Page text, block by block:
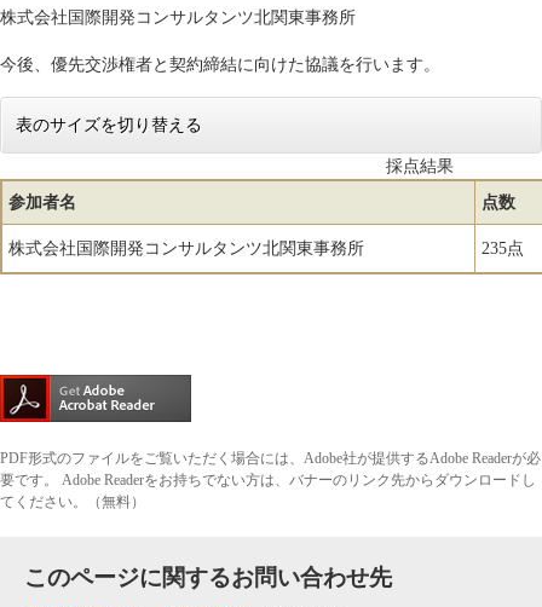
株式会社国際開発コンサルタンツ北関東事務所
今後、優先交渉権者と契約締結に向けた協議を行います。
表のサイズを切り替える
採点結果
参加者名
点数
株式会社国際開発コンサルタンツ北関東事務所 235点
PDF形式のファイルをご覧いただく場合には、Adobe社が提供するAdobe Readerが必
要です。
Adobe Readerをお持ちでない方は、バナーのリンク先からダウンロードし
てください。（無料）
このページに関するお問い合わせ先